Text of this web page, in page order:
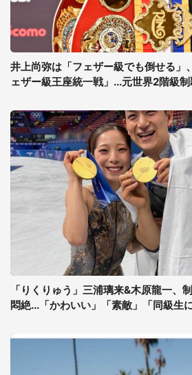
井上尚弥は「フェザー級でも倒せる」
ェザー級王座統一戦」...元世界2階級
「りくりゅう」三浦璃来&木原龍一、
悶絶...「かわいい」「素敵」「同級生